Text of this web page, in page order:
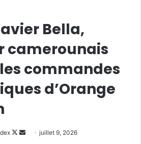
Bella,
camerounais
commandes
d’Orange
Follow
Envoyerjuillet 9, 2026